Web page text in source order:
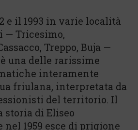
e il 1993 in varie località
— Tricesimo,
Treppo, Buja —
è una delle rarissime
interamente
friulana, interpretata da
del territorio. Il
storia di Eliseo
1959 esce di prigione